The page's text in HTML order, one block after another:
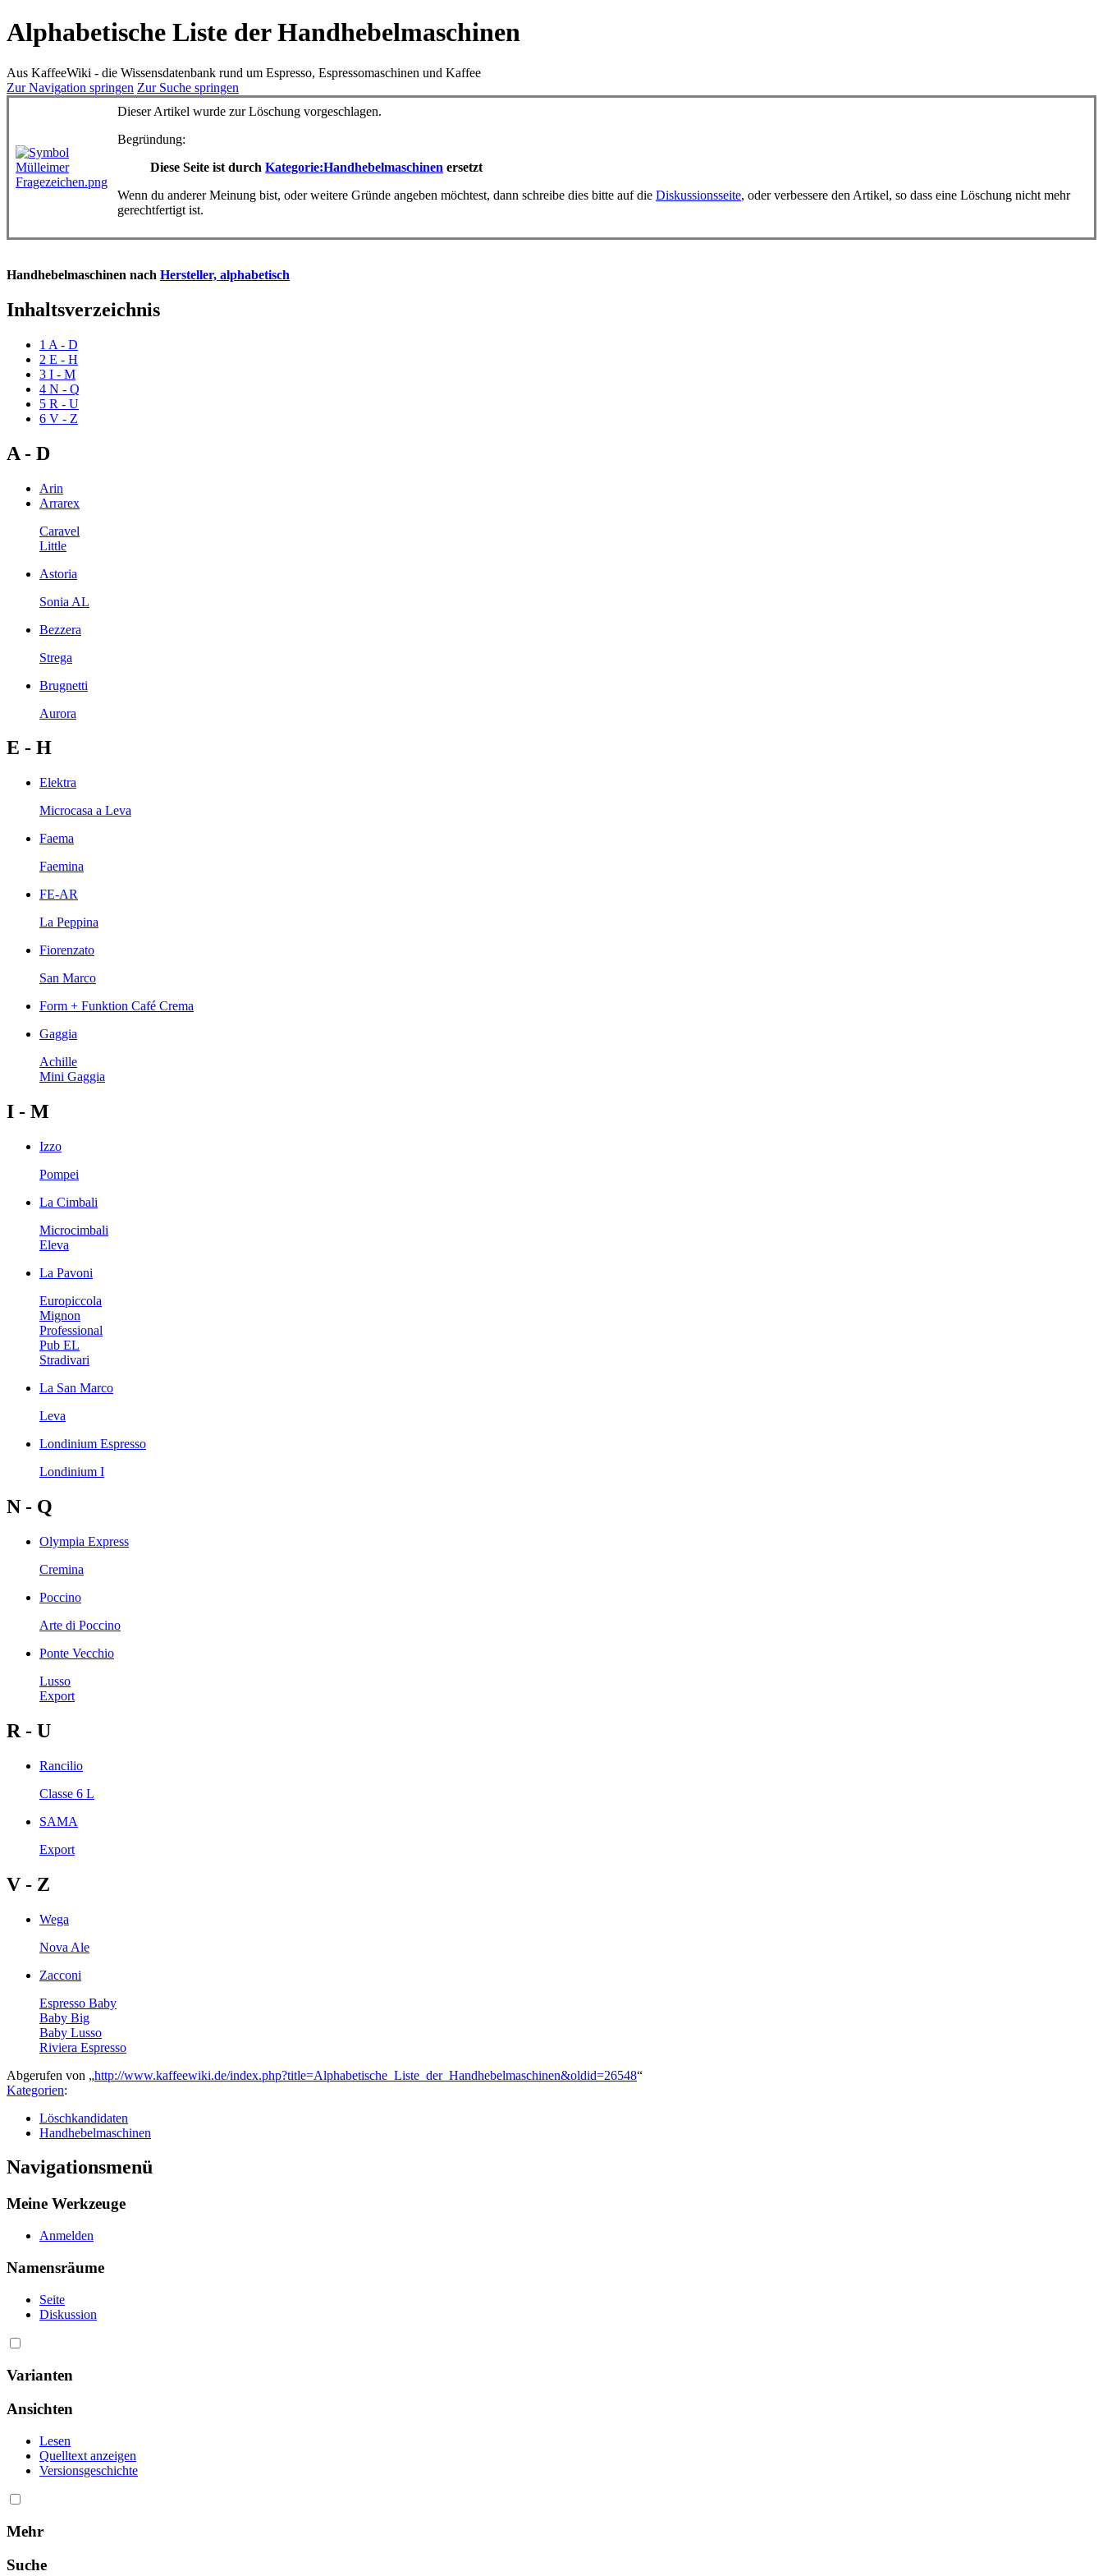
Alphabetische Liste der Handhebelmaschinen
Aus KaffeeWiki - die Wissensdatenbank rund um Espresso, Espressomaschinen und Kaffee
Zur Navigation springen Zur Suche springen
Dieser Artikel wurde zur Löschung vorgeschlagen.
Begründung:
Diese Seite ist durch Kategorie:Handhebelmaschinen ersetzt
Wenn du anderer Meinung bist, oder weitere Gründe angeben möchtest, dann schreibe dies bitte auf die Diskussionsseite, oder verbessere den Artikel, so dass eine Löschung nicht mehr
gerechtfertigt ist.
Handhebelmaschinen nach Hersteller, alphabetisch
Inhaltsverzeichnis
1 A - D
2 E - H
3 I - M
4 N - Q
5 R - U
6 V - Z
A - D
Arin
Arrarex
Caravel
Little
Astoria
Sonia AL
Bezzera
Strega
Brugnetti
Aurora
E - H
Elektra
Microcasa a Leva
Faema
Faemina
FE-AR
La Peppina
Fiorenzato
San Marco
Form + Funktion Café Crema
Gaggia
Achille
Mini Gaggia
I - M
Izzo
Pompei
La Cimbali
Microcimbali
Eleva
La Pavoni
Europiccola
Mignon
Professional
Pub EL
Stradivari
La San Marco
Leva
Londinium Espresso
Londinium I
N - Q
Olympia Express
Cremina
Poccino
Arte di Poccino
Ponte Vecchio
Lusso
Export
R - U
Rancilio
Classe 6 L
SAMA
Export
V - Z
Wega
Nova Ale
Zacconi
Espresso Baby
Baby Big
Baby Lusso
Riviera Espresso
Abgerufen von „http://www.kaffeewiki.de/index.php?title=Alphabetische_Liste_der_Handhebelmaschinen&oldid=26548“
Kategorien:
Löschkandidaten
Handhebelmaschinen
Navigationsmenü
Meine Werkzeuge
Anmelden
Namensräume
Seite
Diskussion
Varianten
Ansichten
Lesen
Quelltext anzeigen
Versionsgeschichte
Mehr
Suche